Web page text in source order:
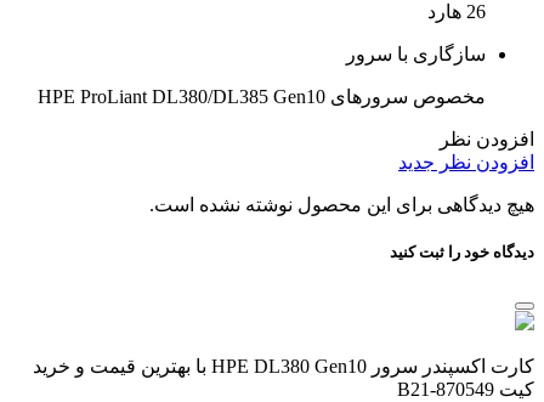
26 هارد
سازگاری با سرور
مخصوص سرورهای HPE ProLiant DL380/DL385 Gen10
افزودن نظر
افزودن نظر جدید
هیچ دیدگاهی برای این محصول نوشته نشده است.
دیدگاه خود را ثبت کنید
کارت اکسپندر سرور HPE DL380 Gen10 با بهترین قیمت و خرید
کیت 870549-B21